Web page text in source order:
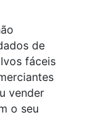
de
fáceis
vender
o seu